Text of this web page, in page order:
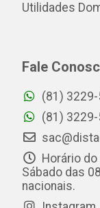
Utilidades
Fale
(81)
(81)
Horário
Sábado das
nacionais.